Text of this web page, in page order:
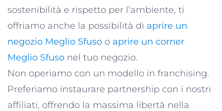
sostenibilità e rispetto per l’ambiente, ti
offriamo anche la possibilità di aprire un
negozio Meglio Sfuso o aprire un corner
Meglio Sfuso nel tuo negozio.
Non operiamo con un modello in franchising.
Preferiamo instaurare partnership con i nostri
affiliati, offrendo la massima libertà nella